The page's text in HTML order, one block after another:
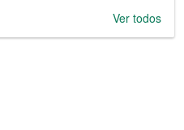
Ver todos